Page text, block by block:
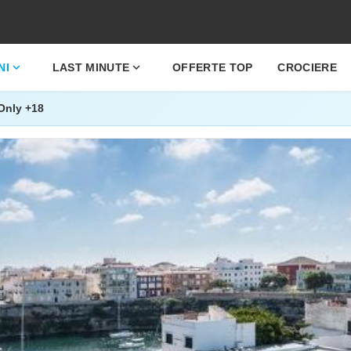
expand_more LAST MINUTE expand_more OFFERTE TOP CROCIERE
+18